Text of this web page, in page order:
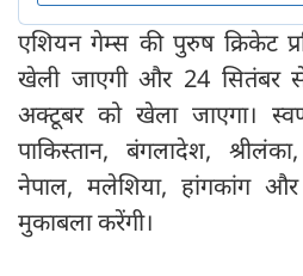
एशियन गेम्स की पुरुष क्रिकेट
खेली जाएगी और 24 सितंबर
अक्टूबर को खेला जाएगा।
पाकिस्तान, बंगलादेश,
नेपाल, मलेशिया, हांगकांग
मुकाबला करेंगी।